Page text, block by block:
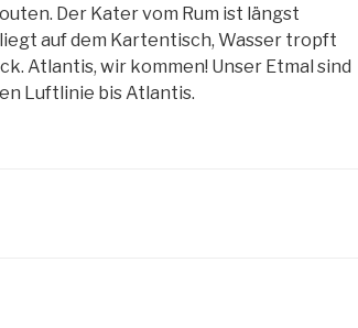
Der Kater vom Rum ist längst
auf dem Kartentisch, Wasser tropft
Atlantis, wir kommen! Unser Etmal sind
Luftlinie bis Atlantis.